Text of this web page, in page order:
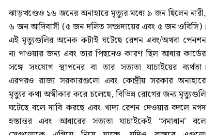
ঝাড়খণ্ডেও ১৬ জনের অনাহারে মৃত্যুর মধ্যে ৯ জন ছিলেন নারী,
৬ জন আদিবাসী (৫ জন দলিত সম্প্রদায়ের এবং ৫ জন ওবিসি)।
এই মৃত্যুগুলির অনেক কটাই ঘটেছে রেশন এবং/অথবা পেনশন
না পাওয়ার জন্য এবং তার পিছনেও কারণ ছিল আধার কার্ডের
সঙ্গে সংযোগ স্থাপনের বা তার সত্যতা যাচাইয়ের ব্যর্থতা।
এরপরও রাজ্য সরকারগুলো এবং কেন্দ্রীয় সরকার অনাহারে
মৃত্যুর কথা অস্বীকার করে চলেছে, বিভিন্ন রোগের জন্য মৃত্যুগুলি
ঘটেছে বলে দাবি করছে এবং খাদ্য রেশন দেওয়ার বদলে নগদ
হস্তান্তর এবং আধারের সত্যতা যাচাইকেই ‘সমাধান’ বলে